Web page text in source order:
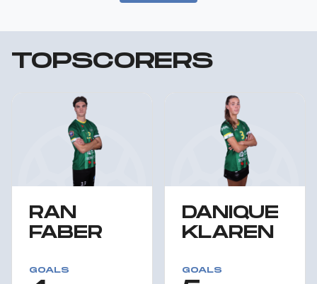
TOPSCORERS
RAN
FABER
GOALS
DANIQUE
KLAREN
GOALS